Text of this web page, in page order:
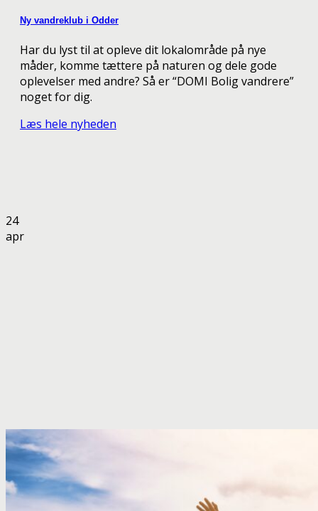
Ny vandreklub i Odder
Har du lyst til at opleve dit lokalområde på nye
måder, komme tættere på naturen og dele gode
oplevelser med andre? Så er “DOMI Bolig vandrere”
noget for dig.
Læs hele nyheden
24
apr